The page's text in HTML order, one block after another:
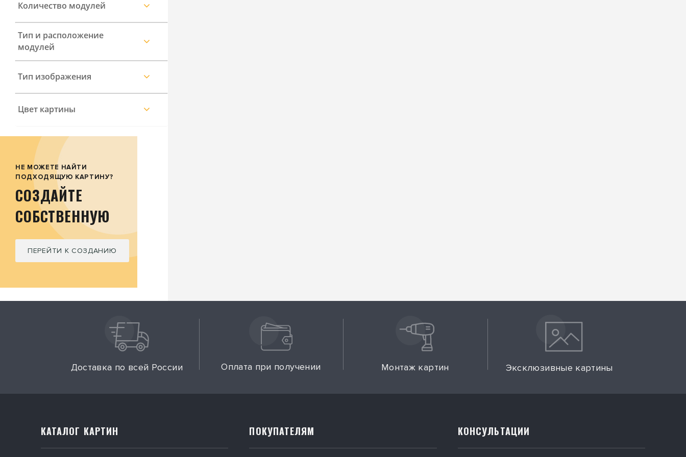
Количество модулей
Тип и расположение
модулей
Тип изображения
Цвет картины
НЕ МОЖЕТЕ НАЙТИ
ПОДХОДЯЩУЮ КАРТИНУ?
СОЗДАЙТЕ
СОБСТВЕННУЮ
ПЕРЕЙТИ К СОЗДАНИЮ
Доставка по всей России Оплата при получении Монтаж картин Эксклюзивные картины
КАТАЛОГ КАРТИН ПОКУПАТЕЛЯМ КОНСУЛЬТАЦИИ